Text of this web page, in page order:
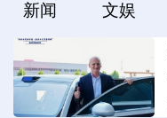
新闻 文娱